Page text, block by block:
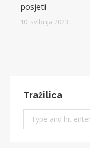
posjeti
10. svibnja 2023.
Tražilica
Search: